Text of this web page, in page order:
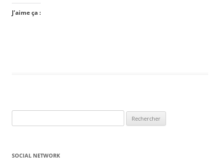
J’aime ça :
SOCIAL NETWORK